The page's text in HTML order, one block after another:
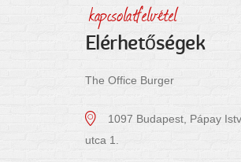
kapcsolatfelvétel
Elérhetőségek
The Office Burger
1097 Budapest, Pápay
utca 1.